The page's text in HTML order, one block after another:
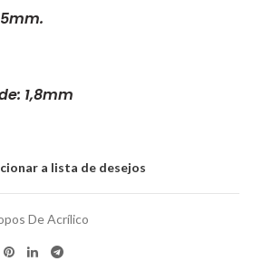
1,8mm
a lista de desejos
De Acrílico